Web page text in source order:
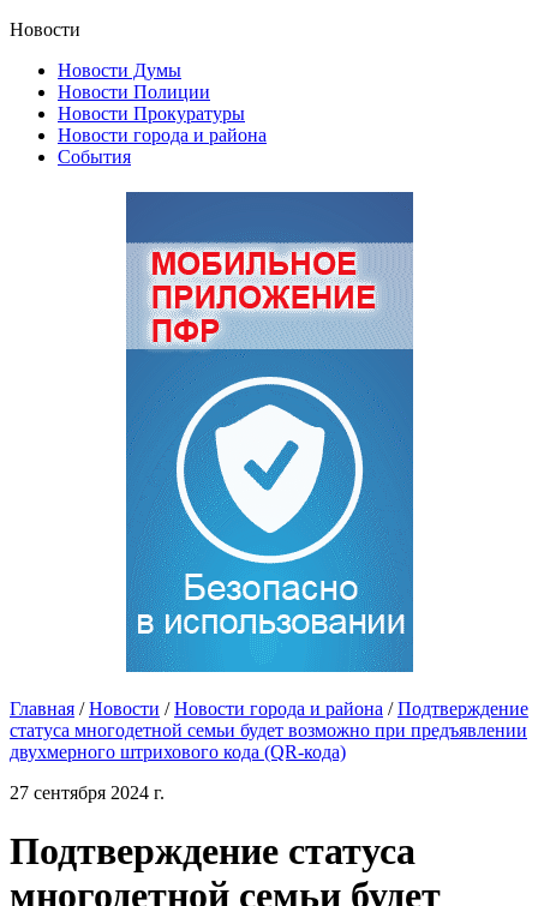
Новости
Новости Думы
Новости Полиции
Новости Прокуратуры
Новости города и района
События
Главная / Новости / Новости города и района / Подтверждение
статуса многодетной семьи будет возможно при предъявлении
двухмерного штрихового кода (QR-кода)
27 сентября 2024 г.
Подтверждение статуса
многодетной семьи будет